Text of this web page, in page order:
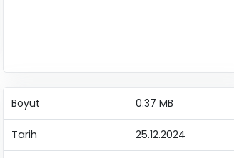
Boyut 0.37 MB
Tarih 25.12.2024